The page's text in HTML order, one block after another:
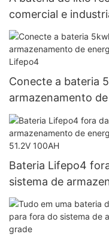
comercial e
energia 100KWH
Conecte a bateria
armazenamento
100Ah Lifepo4
Bateria Lifepo4
sistema de
Inversor 5KWH